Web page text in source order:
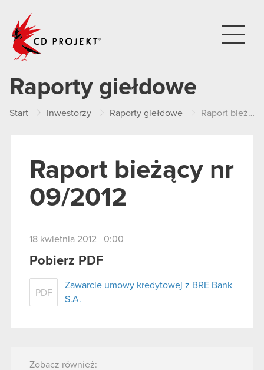
Raporty giełdowe
Start Inwestorzy Raporty giełdowe Raport bieżący nr 09/2012
Raport bieżący nr
09/2012
18 kwietnia 2012 0:00
Pobierz PDF
PDF
Zawarcie umowy kredytowej z BRE Bank
S.A.
Zobacz również: